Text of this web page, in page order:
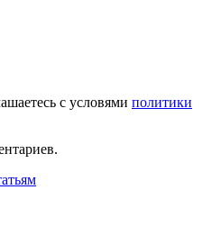
с условями политики